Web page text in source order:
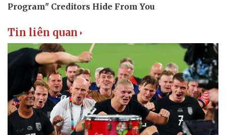
Tin liên quan